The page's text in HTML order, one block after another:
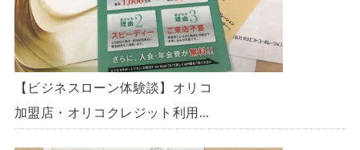
【ビジネスローン体験談】オリコ
加盟店・オリコクレジット利用中